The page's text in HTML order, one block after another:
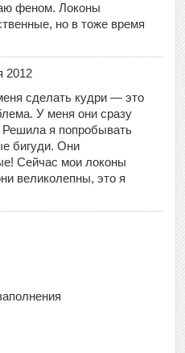
феном. Локоны
но в тоже время
2012
сделать кудри — это
У меня они сразу
Решила я попробывать
бигуди. Они
Сейчас мои локоны
великолепны, это я